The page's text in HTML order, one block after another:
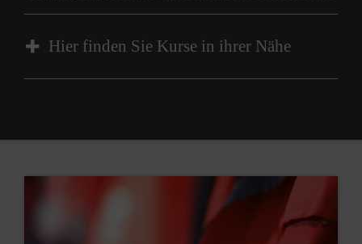
Hier finden Sie Kurse in ihrer Nähe